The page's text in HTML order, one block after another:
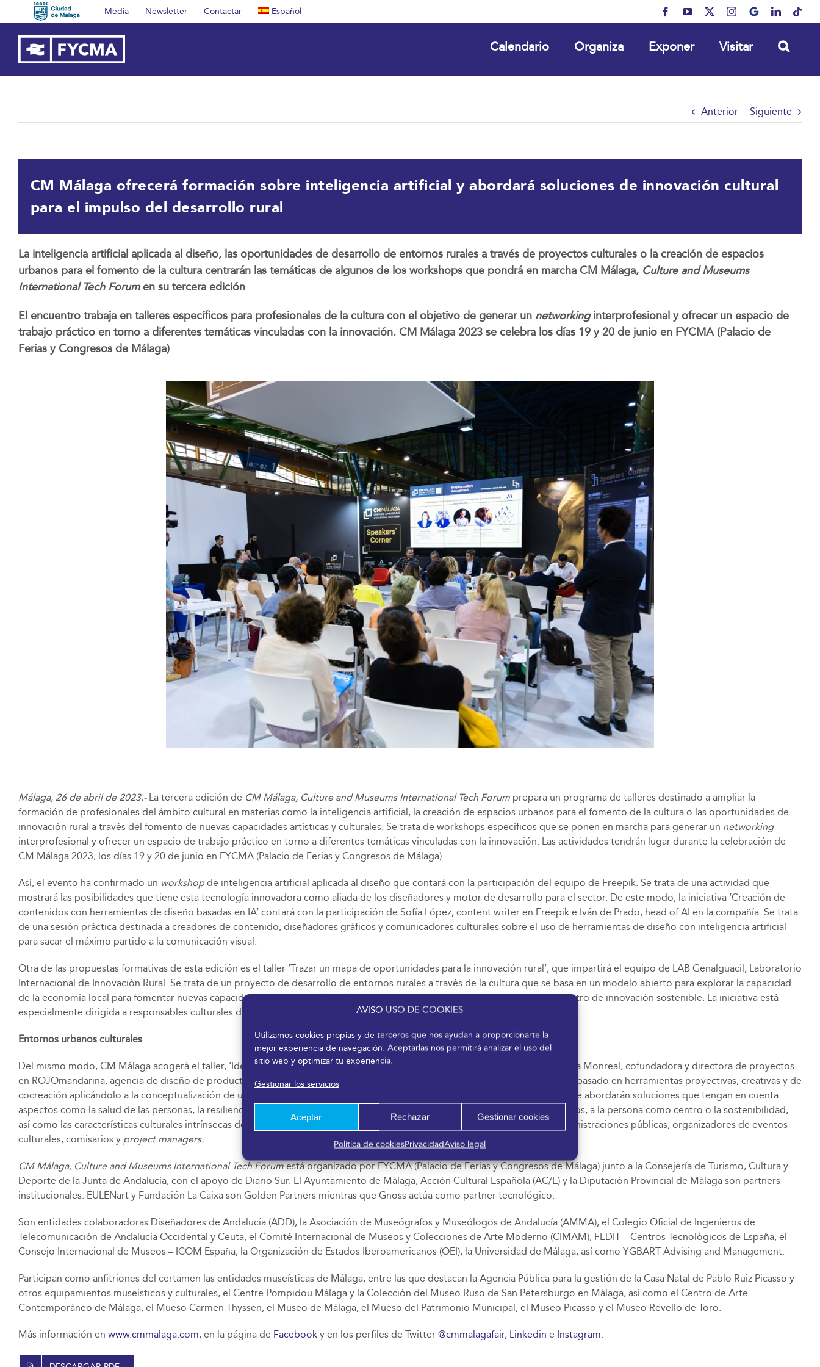
AVISO USO DE COOKIES
Utilizamos cookies propias y de terceros que nos ayudan a proporcionarte la
mejor experiencia de navegación. Aceptarlas nos permitirá analizar el uso del
sitio web y optimizar tu experiencia.
Gestionar los servicios
Aceptar Rechazar Gestionar cookies
Política de cookiesPrivacidadAviso legal
al
contenido
Media Newsletter Contactar Español FacebookYouTube Instagram
MyBusinessLinkedIn
Calendario Organiza Exponer Visitar
Anterior Siguiente
CM Málaga ofrecerá formación sobre inteligencia artificial y abordará soluciones de innovación cultural
para el impulso del desarrollo rural
La inteligencia artificial aplicada al diseño, las oportunidades de desarrollo de entornos rurales a través de proyectos culturales o la creación de espacios
urbanos para el fomento de la cultura centrarán las temáticas de algunos de los workshops que pondrá en marcha CM Málaga, Culture and Museums
International Tech Forumen su tercera edición
El encuentro trabaja en talleres específicos para profesionales de la cultura con el objetivo de generar un networkinginterprofesional y ofrecer un espacio de
trabajo práctico en torno a diferentes temáticas vinculadas con la innovación. CM Málaga 2023 se celebra los días 19 y 20 de junio en FYCMA (Palacio de
Ferias y Congresos de Málaga)
Málaga, 26 de abril de 2023.-La tercera edición de CM Málaga, Culture and Museums International Tech Forumprepara un programa de talleres destinado a ampliar la
formación de profesionales del ámbito cultural en materias como la inteligencia artificial, la creación de espacios urbanos para el fomento de la cultura o las oportunidades de
innovación rural a través del fomento de nuevas capacidades artísticas y culturales. Se trata de workshops específicos que se ponen en marcha para generar un networking
interprofesional y ofrecer un espacio de trabajo práctico en torno a diferentes temáticas vinculadas con la innovación. Las actividades tendrán lugar durante la celebración de
CM Málaga 2023, los días 19 y 20 de junio en FYCMA (Palacio de Ferias y Congresos de Málaga).
Así, el evento ha confirmado un workshopde inteligencia artificial aplicada al diseño que contará con la participación del equipo de Freepik. Se trata de una actividad que
mostrará las posibilidades que tiene esta tecnología innovadora como aliada de los diseñadores y motor de desarrollo para el sector. De este modo, la iniciativa ‘Creación de
contenidos con herramientas de diseño basadas en IA’ contará con la participación de Sofía López, content writer en Freepik e Iván de Prado, head of AI en la compañía. Se trata
de una sesión práctica destinada a creadores de contenido, diseñadores gráficos y comunicadores culturales sobre el uso de herramientas de diseño con inteligencia artificial
para sacar el máximo partido a la comunicación visual.
Otra de las propuestas formativas de esta edición es el taller ‘Trazar un mapa de oportunidades para la innovación rural’, que impartirá el equipo de LAB Genalguacil, Laboratorio
Internacional de Innovación Rural. Se trata de un proyecto de desarrollo de entornos rurales a través de la cultura que se basa en un modelo abierto para explorar la capacidad
de la economía local para fomentar nuevas capacidades artísticas y culturales, de forma que transformen su entorno en un centro de innovación sostenible. La iniciativa está
especialmente dirigida a responsables culturales de ayuntamientos de zonas rurales.
Entornos urbanos culturales
Del mismo modo, CM Málaga acogerá el taller, ‘Ideación de entornos urbanos para el fomento de la cultura’ impartido por Ana Monreal, cofundadora y directora de proyectos
en ROJOmandarina, agencia de diseño de producto, branding y estrategia. Se trata de una exposición práctica de un método basado en herramientas proyectivas, creativas y de
cocreación aplicándolo a la conceptualización de un espacio con el objetivo de impulsar acciones culturales. En este sentido, se abordarán soluciones que tengan en cuenta
aspectos como la salud de las personas, la resiliencia al cambio climático, el servicio, la usabilidad de los elementos proyectados, a la persona como centro o la sostenibilidad,
así como las características culturales intrínsecas de cada ciudad o barrio. Una propuesta orientada a gestores culturales, administraciones públicas, organizadores de eventos
culturales, comisarios y project managers.
CM Málaga, Culture and Museums International Tech Forumestá organizado por FYCMA (Palacio de Ferias y Congresos de Málaga) junto a la Consejería de Turismo, Cultura y
Deporte de la Junta de Andalucía, con el apoyo de Diario Sur. El Ayuntamiento de Málaga, Acción Cultural Española (AC/E) y la Diputación Provincial de Málaga son partners
institucionales. EULENart y Fundación La Caixa son Golden Partners mientras que Gnoss actúa como partner tecnológico.
Son entidades colaboradoras Diseñadores de Andalucía (ADD), la Asociación de Museógrafos y Museólogos de Andalucía (AMMA), el Colegio Oficial de Ingenieros de
Telecomunicación de Andalucía Occidental y Ceuta, el Comité Internacional de Museos y Colecciones de Arte Moderno (CIMAM), FEDIT – Centros Tecnológicos de España, el
Consejo Internacional de Museos – ICOM España, la Organización de Estados Iberoamericanos (OEI), la Universidad de Málaga, así como YGBART Advising and Management.
Participan como anfitriones del certamen las entidades museísticas de Málaga, entre las que destacan la Agencia Pública para la gestión de la Casa Natal de Pablo Ruiz Picasso y
otros equipamientos museísticos y culturales, el Centre Pompidou Málaga y la Colección del Museo Ruso de San Petersburgo en Málaga, así como el Centro de Arte
Contemporáneo de Málaga, el Mueso Carmen Thyssen, el Museo de Málaga, el Mueso del Patrimonio Municipal, el Museo Picasso y el Museo Revello de Toro.
Más información en www.cmmalaga.com, en la página de Facebooky en los perfiles de Twitter @cmmalagafair, Linkedin e Instagram.